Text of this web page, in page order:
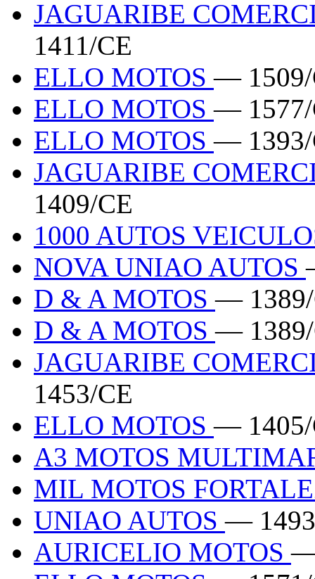
JAGUARIBE
1411/CE
ELLO MOTOS— 1509/
ELLO MOTOS— 1577/
ELLO MOTOS— 1393/
JAGUARIBE
1409/CE
1000 AUTOS
NOVA UNIAO AUTOS
D & A MOTOS—
D & A MOTOS—
JAGUARIBE
1453/CE
ELLO MOTOS— 1405/
A3 MOTOS
MIL MOTOS
UNIAO AUTOS—
AURICELIO MOTOS—